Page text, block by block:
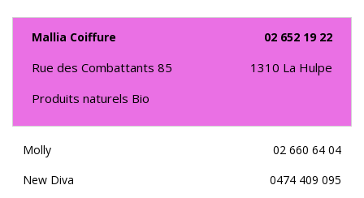
Mallia Coiffure 02 652 19 22
Rue des Combattants 85 1310 La Hulpe
Produits naturels Bio
Molly
02 660 64 04
New Diva
0474 409 095